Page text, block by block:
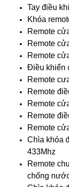
Tay điều
Khóa
Remote
Remote
Remote
Điều khiển
Remote
Remote
Remote
Remote
Remote
Chìa khóa
433Mhz
Remote
chống